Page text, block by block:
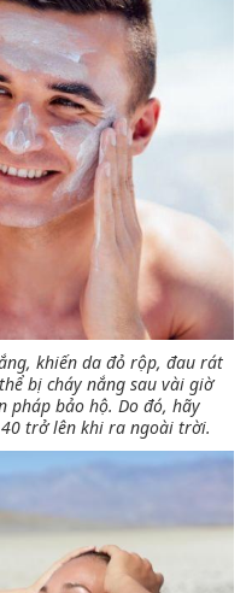
khiến da đỏ rộp, đau rát
bị cháy nắng sau vài giờ
pháp bảo hộ. Do đó, hãy
40 trở lên khi ra ngoài trời.